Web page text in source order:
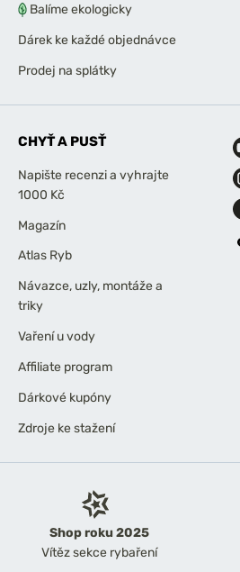
Shop roku 2025
Vítěz sekce rybaření
Balíme ekologicky
Dárek ke každé objednávce
Prodej na splátky
CHYŤ A PUSŤ
Napište recenzi a vyhrajte
1000 Kč
Magazín
Atlas Ryb
Návazce, uzly, montáže a
triky
Vaření u vody
Affiliate program
Dárkové kupóny
Zdroje ke stažení